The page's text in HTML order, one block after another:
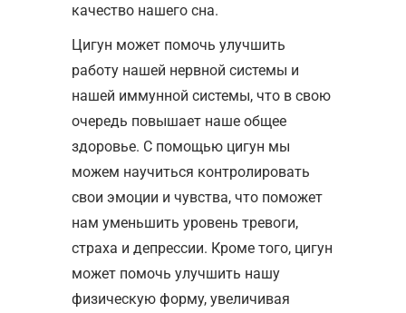
качество нашего сна.
Цигун может помочь улучшить
работу нашей нервной системы и
нашей иммунной системы, что в свою
очередь повышает наше общее
здоровье. С помощью цигун мы
можем научиться контролировать
свои эмоции и чувства, что поможет
нам уменьшить уровень тревоги,
страха и депрессии. Кроме того, цигун
может помочь улучшить нашу
физическую форму, увеличивая